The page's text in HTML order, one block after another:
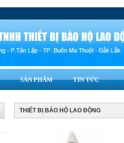
SẢN PHẨM TIN TỨC
THIẾT BỊ BẢO HỘ LAO ĐỘNG